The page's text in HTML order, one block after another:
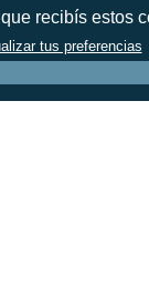
recibís estos
tus preferencias